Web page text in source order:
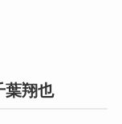
翔也